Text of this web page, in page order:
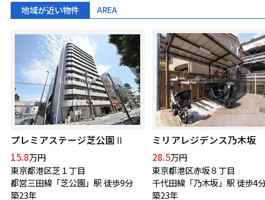
地域が近い物件 AREA
プレミアステージ芝公園Ⅱ
15.8万円
東京都港区芝１丁目
都営三田線「芝公園」駅 徒歩9分
築23年
ミリアレジデンス乃木坂
28.5万円
東京都港区赤坂８丁目
千代田線「乃木坂」駅 徒歩4
築23年